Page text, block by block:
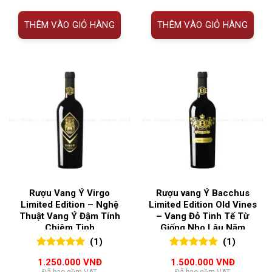
THÊM VÀO GIỎ HÀNG THÊM VÀO GIỎ HÀNG
Rượu Vang Ý Virgo
Limited Edition – Nghệ
Thuật Vang Ý Đậm Tính
Chiêm Tinh
đánh giá
(1)
1.250.000 VNĐ
Rượu vang Ý Bacchus
Limited Edition Old Vines
– Vang Đỏ Tinh Tế Từ
Giống Nho Lâu Năm
đánh giá
(1)
1.500.000 VNĐ